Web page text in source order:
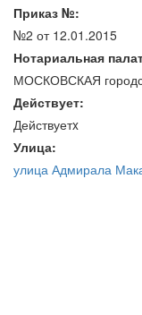
Приказ №:
№2 от 12.01.2015
Нотариальная
МОСКОВСКАЯ
Действует:
Действуетx
Улица:
улица Адмирала